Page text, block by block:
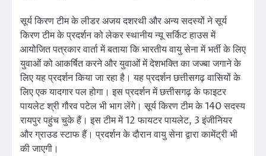
सूर्य किरण टीम के लीडर अजय दशरथी और अन्य सदस्यों ने सूर्य
किरण टीम के प्रदर्शन को लेकर स्थानीय न्यू सर्किट हाउस में
आयोजित पत्रकार वार्ता में बताया कि भारतीय वायु सेना में भर्ती के लिए
युवाओं को आकर्षित करने और युवाओं में देशभक्ति का जज्बा जगाने के
लिए यह प्रदर्शन किया जा रहा है। यह प्रदर्शन छत्तीसगढ़ वासियों के
लिए एक यादगार पल होगा। इस प्रदर्शन में छत्तीसगढ़ के फाइटर
पायलेट श्री गौरव पटेल भी भाग लेंगे। सूर्य किरण टीम के 140 सदस्य
रायपुर पहुंच चुके हैं। इस टीम में 12 फायटर पायलेट, 3 इंजीनियर
और ग्राउड स्टाफ हैं। प्रदर्शन के दौरान वायु सेना द्वारा कामेंट्री भी
की जाएगी।